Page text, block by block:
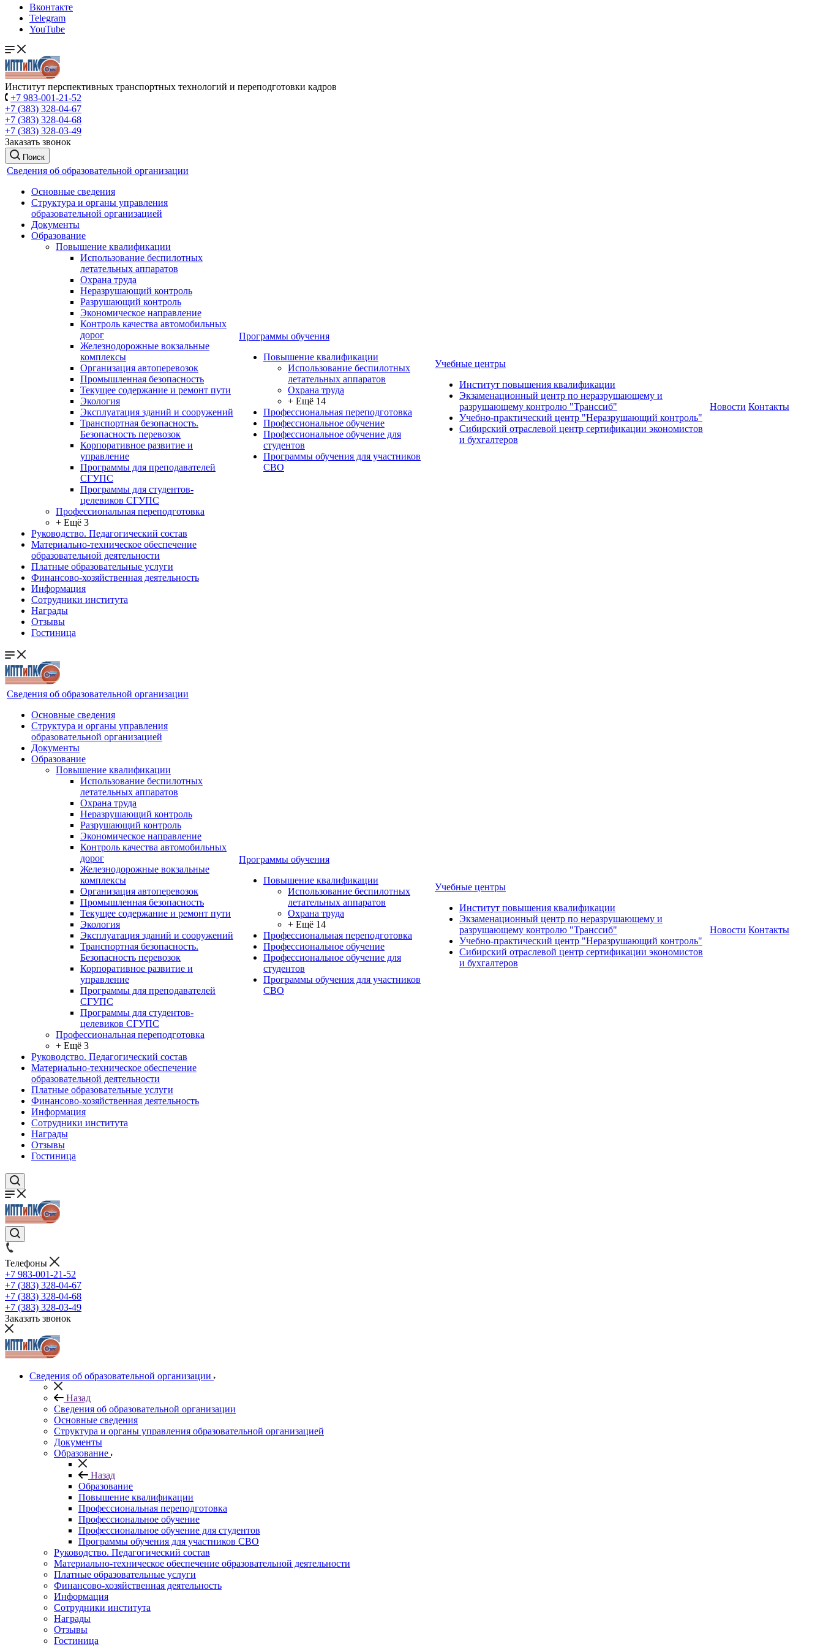
Вконтакте
Telegram
YouTube
Институт перспективных транспортных технологий и переподготовки кадров
+7 983-001-21-52
+7 (383) 328-04-67
+7 (383) 328-04-68
+7 (383) 328-03-49
Заказать звонок
Поиск
Сведения об образовательной организации
Основные сведения
Структура и органы управления
образовательной организацией
Документы
Образование
Повышение квалификации
Использование беспилотных
летательных аппаратов
Охрана труда
Неразрушающий контроль
Разрушающий контроль
Экономическое направление
Контроль качества автомобильных
дорог
Железнодорожные вокзальные
комплексы
Организация автоперевозок
Промышленная безопасность
Текущее содержание и ремонт пути
Экология
Эксплуатация зданий и сооружений
Транспортная безопасность.
Безопасность перевозок
Корпоративное развитие и
управление
Программы для преподавателей
СГУПС
Программы для студентов-
целевиков СГУПС
Профессиональная переподготовка
+ Ещё 3
Руководство. Педагогический состав
Материально-техническое обеспечение
образовательной деятельности
Платные образовательные услуги
Финансово-хозяйственная деятельность
Информация
Сотрудники института
Награды
Отзывы
Гостиница
Программы обучения
Повышение квалификации
Использование беспилотных
летательных аппаратов
Охрана труда
+ Ещё 14
Профессиональная переподготовка
Профессиональное обучение
Профессиональное обучение для
студентов
Программы обучения для участников
СВО
Учебные центры
Институт повышения квалификации
Экзаменационный центр по неразрушающему и
разрушающему контролю "Транссиб"
Учебно-практический центр "Неразрушающий контроль"
Сибирский отраслевой центр сертификации экономистов
и бухгалтеров
Новости Контакты
Сведения об образовательной организации
Основные сведения
Структура и органы управления
образовательной организацией
Документы
Образование
Повышение квалификации
Использование беспилотных
летательных аппаратов
Охрана труда
Неразрушающий контроль
Разрушающий контроль
Экономическое направление
Контроль качества автомобильных
дорог
Железнодорожные вокзальные
комплексы
Организация автоперевозок
Промышленная безопасность
Текущее содержание и ремонт пути
Экология
Эксплуатация зданий и сооружений
Транспортная безопасность.
Безопасность перевозок
Корпоративное развитие и
управление
Программы для преподавателей
СГУПС
Программы для студентов-
целевиков СГУПС
Профессиональная переподготовка
+ Ещё 3
Руководство. Педагогический состав
Материально-техническое обеспечение
образовательной деятельности
Платные образовательные услуги
Финансово-хозяйственная деятельность
Информация
Сотрудники института
Награды
Отзывы
Гостиница
Программы обучения
Повышение квалификации
Использование беспилотных
летательных аппаратов
Охрана труда
+ Ещё 14
Профессиональная переподготовка
Профессиональное обучение
Профессиональное обучение для
студентов
Программы обучения для участников
СВО
Учебные центры
Институт повышения квалификации
Экзаменационный центр по неразрушающему и
разрушающему контролю "Транссиб"
Учебно-практический центр "Неразрушающий контроль"
Сибирский отраслевой центр сертификации экономистов
и бухгалтеров
Новости Контакты
Телефоны
+7 983-001-21-52
+7 (383) 328-04-67
+7 (383) 328-04-68
+7 (383) 328-03-49
Заказать звонок
Сведения об образовательной организации
Назад
Сведения об образовательной организации
Основные сведения
Структура и органы управления образовательной организацией
Документы
Образование
Назад
Образование
Повышение квалификации
Профессиональная переподготовка
Профессиональное обучение
Профессиональное обучение для студентов
Программы обучения для участников СВО
Руководство. Педагогический состав
Материально-техническое обеспечение образовательной деятельности
Платные образовательные услуги
Финансово-хозяйственная деятельность
Информация
Сотрудники института
Награды
Отзывы
Гостиница